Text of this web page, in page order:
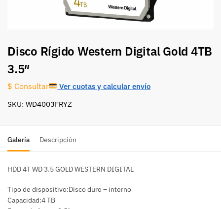
Disco Rígido Western Digital Gold 4TB
3.5″
$ Consultar Ver cuotas y calcular envío
SKU: WD4003FRYZ
Galería Descripción
HDD 4T WD 3.5 GOLD WESTERN DIGITAL
Tipo de dispositivo:Disco duro – interno
Capacidad:4 TB